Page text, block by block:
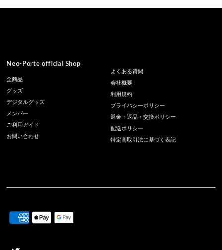
Neo-Porte official Shop
全商品
グッズ
デジタルグッズ
メンバー
ご利用ガイド
お問い合わせ
よくある質問
会社概要
利用規約
プライバシーポリシー
返金・返品・交換ポリシー
配送ポリシー
特定商取引法に基づく表記